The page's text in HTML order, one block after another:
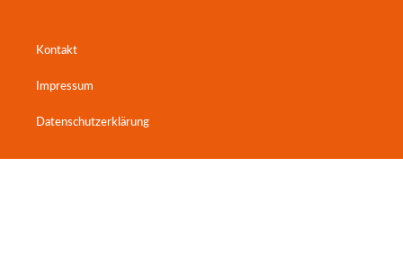
Kontakt
Impressum
Datenschutzerklärung